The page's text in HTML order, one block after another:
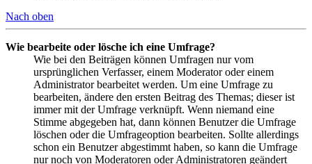
Nach oben
Wie bearbeite oder lösche ich eine Umfrage?
Wie bei den Beiträgen können Umfragen nur vom
ursprünglichen Verfasser, einem Moderator oder einem
Administrator bearbeitet werden. Um eine Umfrage zu
bearbeiten, ändere den ersten Beitrag des Themas; dieser ist
immer mit der Umfrage verknüpft. Wenn niemand eine
Stimme abgegeben hat, dann können Benutzer die Umfrage
löschen oder die Umfrageoption bearbeiten. Sollte allerdings
schon ein Benutzer abgestimmt haben, so kann die Umfrage
nur noch von Moderatoren oder Administratoren geändert